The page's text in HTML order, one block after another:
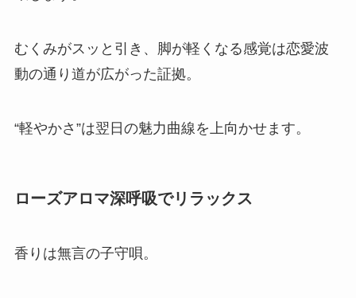
むくみがスッと引き、脚が軽くなる感覚は恋愛波
動の通り道が広がった証拠。
“軽やかさ”は翌日の魅力曲線を上向かせます。
ローズアロマ深呼吸でリラックス
香りは無言の子守唄。